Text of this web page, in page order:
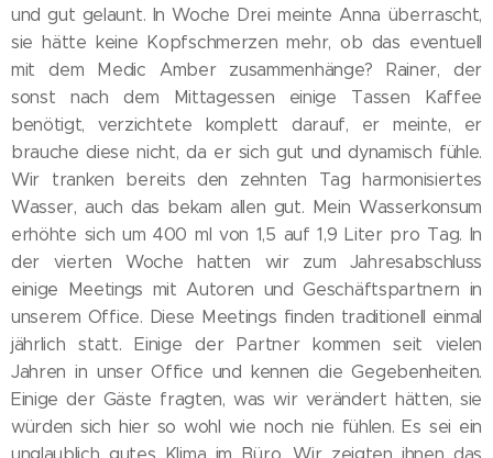
und gut gelaunt. In Woche Drei meinte Anna überrascht,
sie hätte keine Kopfschmerzen mehr, ob das eventuell
mit dem Medic Amber zusammenhänge? Rainer, der
sonst nach dem Mittagessen einige Tassen Kaffee
benötigt, verzichtete komplett darauf, er meinte, er
brauche diese nicht, da er sich gut und dynamisch fühle.
Wir tranken bereits den zehnten Tag harmonisiertes
Wasser, auch das bekam allen gut. Mein Wasserkonsum
erhöhte sich um 400 ml von 1,5 auf 1,9 Liter pro Tag. In
der vierten Woche hatten wir zum Jahresabschluss
einige Meetings mit Autoren und Geschäftspartnern in
unserem Office. Diese Meetings finden traditionell einmal
jährlich statt. Einige der Partner kommen seit vielen
Jahren in unser Office und kennen die Gegebenheiten.
Einige der Gäste fragten, was wir verändert hätten, sie
würden sich hier so wohl wie noch nie fühlen. Es sei ein